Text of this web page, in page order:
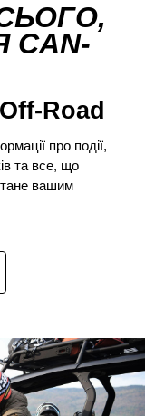
CAN-
Road
про події,
та все, що
вашим